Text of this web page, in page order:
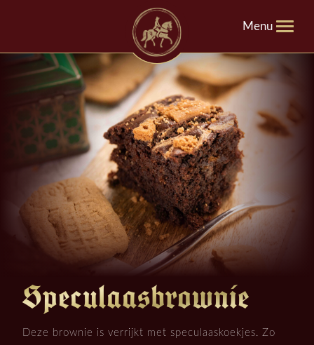
Menu
Speculaasbrownie
Deze brownie is verrijkt met speculaaskoekjes. Zo